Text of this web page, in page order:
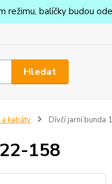
režimu, balíčky budou
Hledat
kabáty Dívčí jarní bunda
158